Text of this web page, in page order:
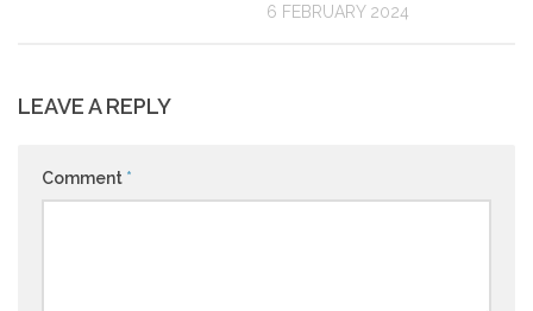
6 FEBRUARY 2024
LEAVE A REPLY
Comment *